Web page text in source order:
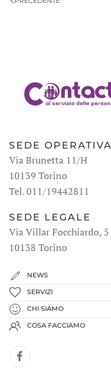
SEDE OPERATIVA
Via Brunetta 11/H
10139 Torino
Tel. 011/19442811
SEDE LEGALE
Via Villar Focchiardo, 5
10138 Torino
NEWS
SERVIZI
CHI SIAMO
COSA FACCIAMO